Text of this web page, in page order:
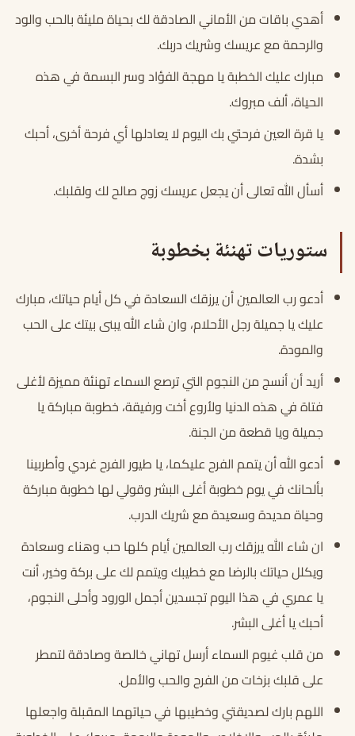
أهدي باقات من الأماني الصادقة لك بحياة مليئة بالحب والود
والرحمة مع عريسك وشريك دربك.
مبارك عليك الخطبة يا مهجة الفؤاد وسر البسمة في هذه
الحياة، ألف مبروك.
يا قرة العين فرحتي بك اليوم لا يعادلها أي فرحة أخرى، أحبك
بشدة.
أسأل الله تعالى أن يجعل عريسك زوج صالح لك ولقلبك.
ستوريات تهنئة بخطوبة
أدعو رب العالمين أن يرزقك السعادة في كل أيام حياتك، مبارك
عليك يا جميلة رجل الأحلام، وان شاء الله يبنى بيتك على الحب
والمودة.
أريد أن أنسج من النجوم التي ترصع السماء تهنئة مميزة لأغلى
فتاة في هذه الدنيا ولأروع أخت ورفيقة، خطوبة مباركة يا
جميلة ويا قطعة من الجنة.
أدعو الله أن يتمم الفرح عليكما، يا طيور الفرح غردي وأطربينا
بألحانك في يوم خطوبة أغلى البشر وقولي لها خطوبة مباركة
وحياة مديدة وسعيدة مع شريك الدرب.
ان شاء الله يرزقك رب العالمين أيام كلها حب وهناء وسعادة
ويكلل حياتك بالرضا مع خطيبك ويتمم لك على بركة وخير، أنت
يا عمري في هذا اليوم تجسدين أجمل الورود وأحلى النجوم،
أحبك يا أغلى البشر.
من قلب غيوم السماء أرسل تهاني خالصة وصادقة لتمطر
على قلبك بزخات من الفرح والحب والأمل.
اللهم بارك لصديقتي وخطيبها في حياتهما المقبلة واجعلها